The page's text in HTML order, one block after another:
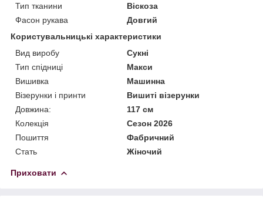
Тип тканини
Віскоза
Фасон рукава
Довгий
Користувальницькі характеристики
Вид виробу
Сукні
Тип спідниці
Макси
Вишивка
Машинна
Візерунки і принти
Вишиті візерунки
Довжина:
117 см
Колекція
Сезон 2026
Пошиття
Фабричний
Стать
Жіночий
Приховати